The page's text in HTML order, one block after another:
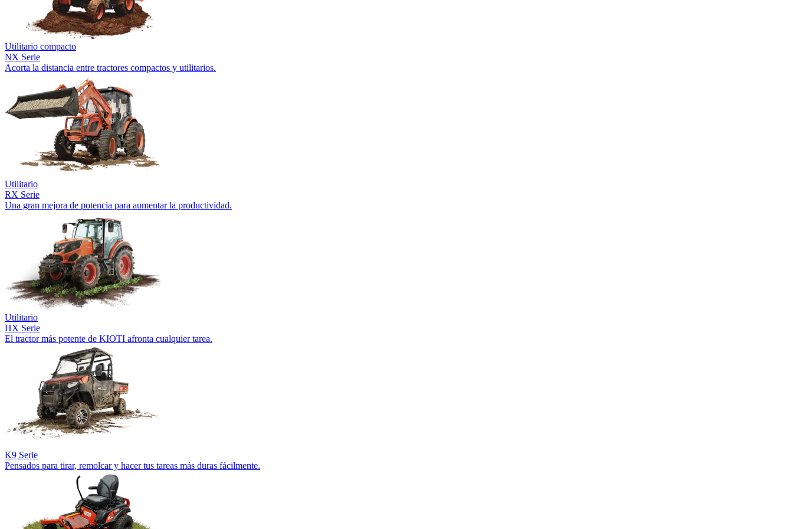
Utilitario compacto
NX Serie
Acorta la distancia entre tractores compactos y utilitarios.
Utilitario
RX Serie
Una gran mejora de potencia para aumentar la productividad.
Utilitario
HX Serie
El tractor más potente de KIOTI afronta cualquier tarea.
K9 Serie
Pensados para tirar, remolcar y hacer tus tareas más duras fácilmente.